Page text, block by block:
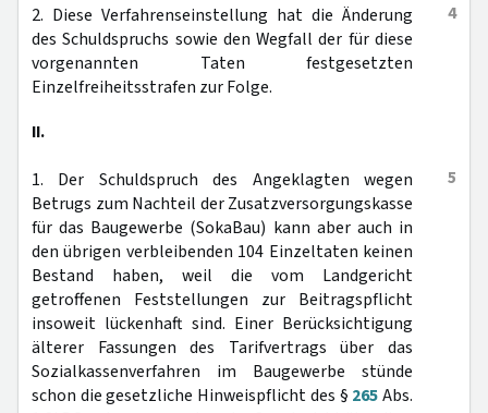
4
2. Diese Verfahrenseinstellung hat die Änderung
des Schuldspruchs sowie den Wegfall der für diese
vorgenannten Taten festgesetzten
Einzelfreiheitsstrafen zur Folge.
II.
5
1. Der Schuldspruch des Angeklagten wegen
Betrugs zum Nachteil der Zusatzversorgungskasse
für das Baugewerbe (SokaBau) kann aber auch in
den übrigen verbleibenden 104 Einzeltaten keinen
Bestand haben, weil die vom Landgericht
getroffenen Feststellungen zur Beitragspflicht
insoweit lückenhaft sind. Einer Berücksichtigung
älterer Fassungen des Tarifvertrags über das
Sozialkassenverfahren im Baugewerbe stünde
schon die gesetzliche Hinweispflicht des § 265Abs.